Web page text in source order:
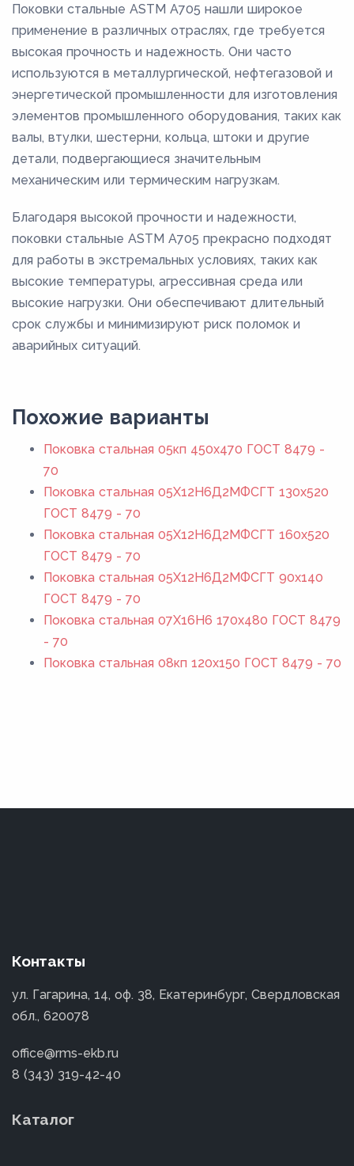
Поковки стальные ASTM A705 нашли широкое
применение в различных отраслях, где требуется
высокая прочность и надежность. Они часто
используются в металлургической, нефтегазовой и
энергетической промышленности для изготовления
элементов промышленного оборудования, таких как
валы, втулки, шестерни, кольца, штоки и другие
детали, подвергающиеся значительным
механическим или термическим нагрузкам.
Благодаря высокой прочности и надежности,
поковки стальные ASTM A705 прекрасно подходят
для работы в экстремальных условиях, таких как
высокие температуры, агрессивная среда или
высокие нагрузки. Они обеспечивают длительный
срок службы и минимизируют риск поломок и
аварийных ситуаций.
Похожие варианты
Поковка стальная 05кп 450x470 ГОСТ 8479 -
70
Поковка стальная 05Х12Н6Д2МФСГТ 130x520
ГОСТ 8479 - 70
Поковка стальная 05Х12Н6Д2МФСГТ 160x520
ГОСТ 8479 - 70
Поковка стальная 05Х12Н6Д2МФСГТ 90x140
ГОСТ 8479 - 70
Поковка стальная 07Х16Н6 170x480 ГОСТ 8479
- 70
Поковка стальная 08кп 120x150 ГОСТ 8479 - 70
Контакты
ул. Гагарина, 14, оф. 38, Екатеринбург, Свердловская
обл., 620078
office@rms-ekb.ru
8 (343) 319-42-40
Каталог